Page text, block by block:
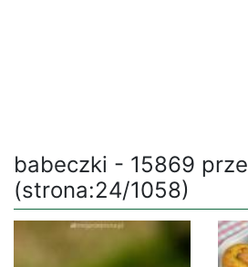
babeczki - 15869
(strona:24/1058)